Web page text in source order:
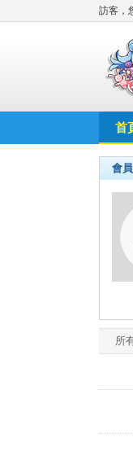
訪客，
首
會
所